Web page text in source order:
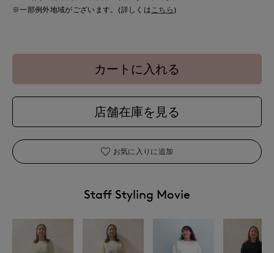
※一部例外地域がございます。(詳しくは こちら )
カートに入れる
店舗在庫を見る
お気に入りに追加
Staff Styling Movie